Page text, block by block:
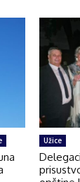
Užice